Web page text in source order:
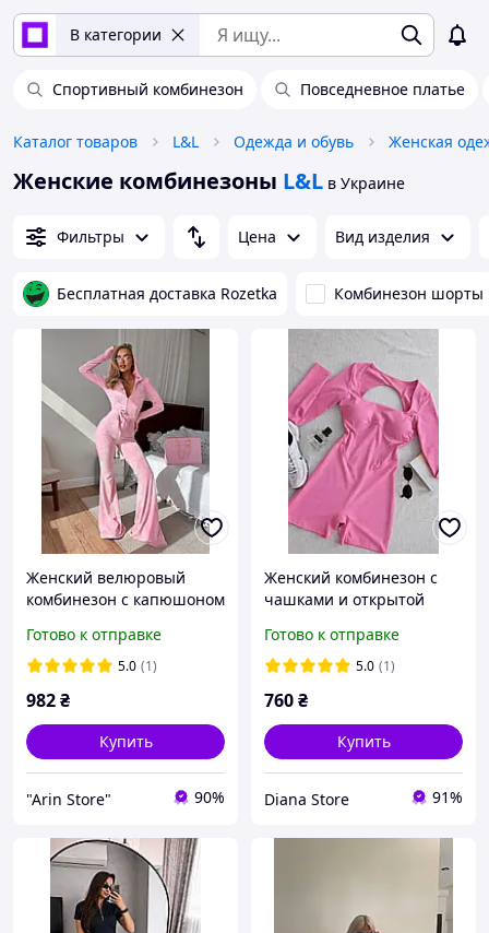
В категории
Спортивный комбинезон Повседневное платье
Каталог товаров L&L Одежда и обувь Женская
Женские комбинезоны L&L в Украине
Фильтры Цена Вид изделия
Бесплатная доставка Rozetka Комбинезон шорты
Женский велюровый
комбинезон с капюшоном
Готово к отправке
5.0 (1)
982₴
Купить
"Arin Store" 90%
Женский комбинезон с
чашками и открытой
шоколад масло XS-S M-L
L-XL
Готово к отправке
5.0 (1)
760₴
Купить
Diana Store 91%